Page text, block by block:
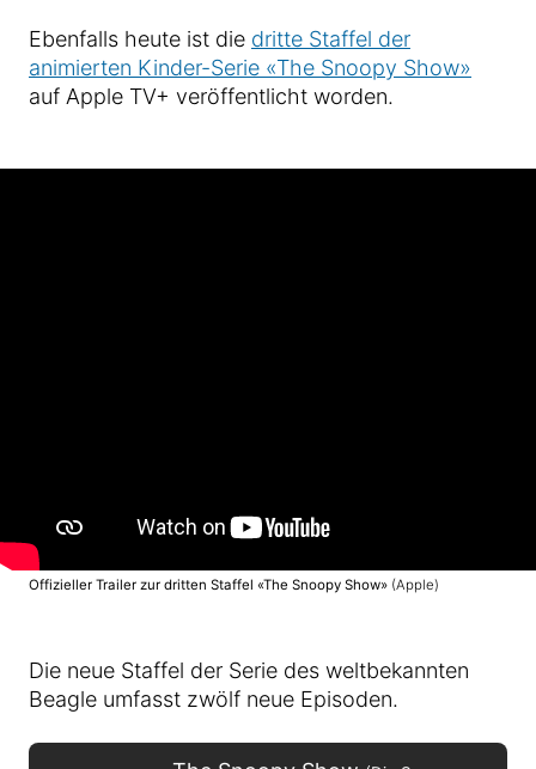
Ebenfalls heute ist die dritte Staffel der
animierten Kinder-Serie «The Snoopy Show»
auf Apple TV+ veröffentlicht worden.
Offizieller Trailer zur dritten Staffel «The Snoopy Show» (Apple)
Die neue Staffel der Serie des weltbekannten
Beagle umfasst zwölf neue Episoden.